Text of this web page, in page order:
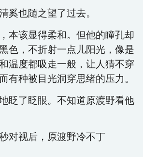
奚也随之望了过去。
本该显得柔和。但他的瞳孔却
色，不折射一点儿阳光，像是
温度都吸走一般，让人猜不穿
有种被目光洞穿思绪的压力。
眨了眨眼。不知道原渡野看他
对视后，原渡野冷不丁